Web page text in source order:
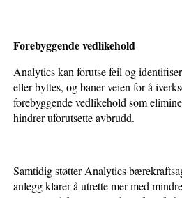
Forebyggende vedlikehold
Analytics kan forutse feil og
eller byttes, og baner veien for å
forebyggende vedlikehold som
hindrer uforutsette avbrudd.
Samtidig støtter Analytics
anlegg klarer å utrette mer med